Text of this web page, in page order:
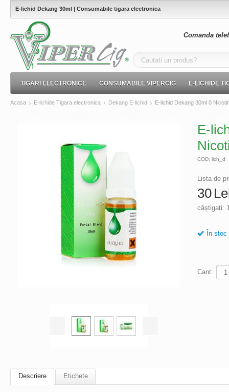
E-lichid Dekang 30ml | Consumabile tigara electronica
Comanda
TIGARI ELECTRONICE CONSUMABILE VIPERCIG E-LICHIDE
Acasa E-lichide Tigara electronica Dekang E-lichid E-lichid Dekang 30ml 0
E-
COD: lich_d
Lista de
30
câștigați:
În stoc
Cant:
Descriere Etichete